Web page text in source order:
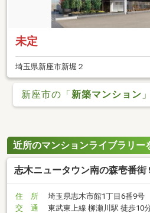
未定
埼玉県新座市新堀２
新座市の「新築マンション
近所のマンションライブラリー
志木ニュータウン南の森壱番街
住 所
埼玉県志木市館1丁目6番9号
交 通
東武東上線 柳瀬川駅 徒歩10